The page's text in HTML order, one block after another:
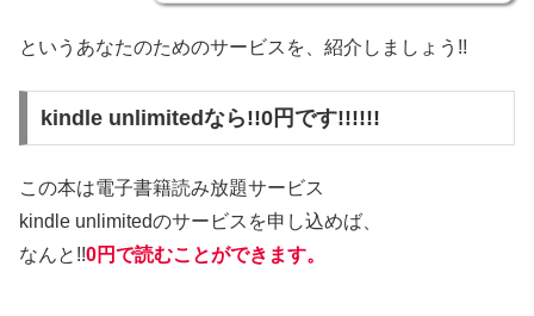
というあなたのためのサービスを、紹介しましょう!!
kindle unlimitedなら!!0円です!!!!!!
この本は電子書籍読み放題サービス
kindle unlimitedのサービスを申し込めば、
なんと!!0円で読むことができます。